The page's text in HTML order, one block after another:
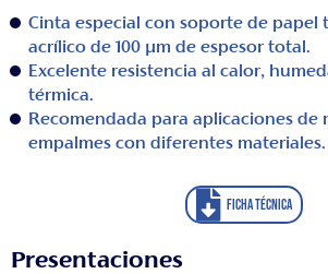
Cinta especial con soporte de papel
acrílico de 100 μm de espesor total.
Excelente resistencia al calor,
térmica.
Recomendada para aplicaciones de
empalmes con diferentes materiales.
FICHA TÉCNICA
Presentaciones